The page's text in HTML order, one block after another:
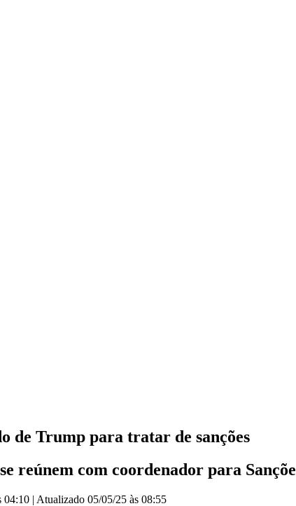
de Trump para tratar de sanções
reúnem com coordenador para
04:10 | Atualizado 05/05/25 às 08:55